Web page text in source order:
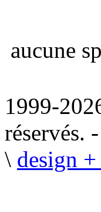
aucune
1999-
réservés. -
\ design